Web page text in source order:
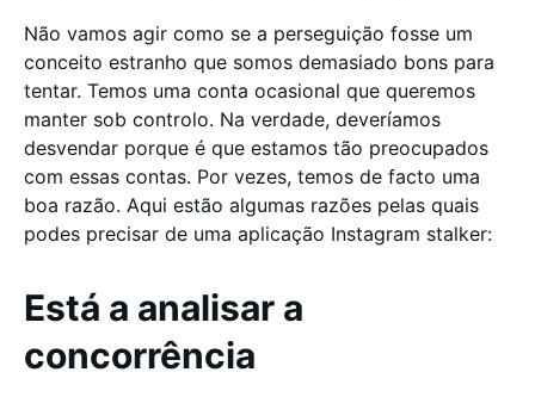
Não vamos agir como se a perseguição fosse um
conceito estranho que somos demasiado bons para
tentar. Temos uma conta ocasional que queremos
manter sob controlo. Na verdade, deveríamos
desvendar porque é que estamos tão preocupados
com essas contas. Por vezes, temos de facto uma
boa razão. Aqui estão algumas razões pelas quais
podes precisar de uma aplicação Instagram stalker:
Está a analisar a
concorrência